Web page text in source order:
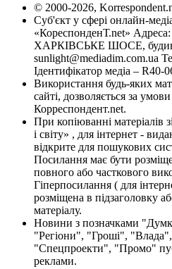
© 2000-2026,
Суб'єкт у сфері онлайн-
«КореспонденТ.net»
ХАРКІВСЬКЕ ШОСЕ,
sunlight@mediadim.com.ua
Ідентифікатор медіа – R40-
Використання будь-яких
сайті, дозволяється за
Корреспондент.net.
При копіюванні матеріалів
і світу» , для інтернет -
відкрите для пошукових
Посилання має бути
повного або часткового
Гіперпосилання ( для
розміщена в підзаголовку
матеріалу.
Новини з позначками
"Регіони", "Гроші",
"Спецпроекти", "Промо"
реклами.